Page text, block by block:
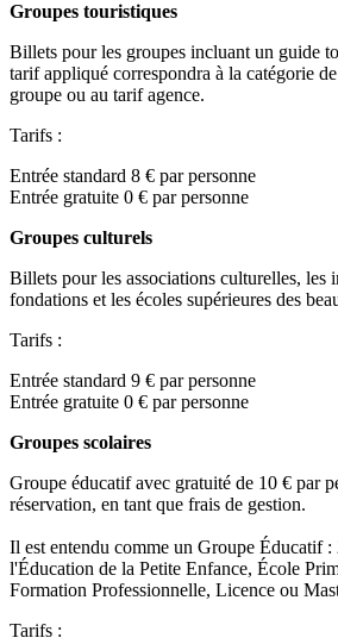
Groupes touristiques
Billets pour les groupes incluant un guide
tarif appliqué correspondra à la catégorie
groupe ou au tarif agence.
Tarifs :
Entrée standard 8 € par personne
Entrée gratuite 0 € par personne
Groupes culturels
Billets pour les associations culturelles, les
fondations et les écoles supérieures des
Tarifs :
Entrée standard 9 € par personne
Entrée gratuite 0 € par personne
Groupes scolaires
Groupe éducatif avec gratuité de 10 € par
réservation, en tant que frais de gestion.
Il est entendu comme un Groupe Éducatif :
l'Éducation de la Petite Enfance, École
Formation Professionnelle, Licence ou
Tarifs :